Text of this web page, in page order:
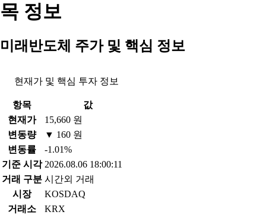
목 정보
미래반도체 주가 및 핵심 정보
현재가 및 핵심 투자 정보
항목
값
현재가
15,660 원
변동량
▼ 160 원
변동률
-1.01%
기준 시각 2026.08.06 18:00:11
거래 구분 시간외 거래
시장
KOSDAQ
거래소
KRX